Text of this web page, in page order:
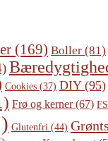
(169) Boller (81)
Cookies (37) DIY(95)
Frø og kerner(67)
Glutenfri (44)